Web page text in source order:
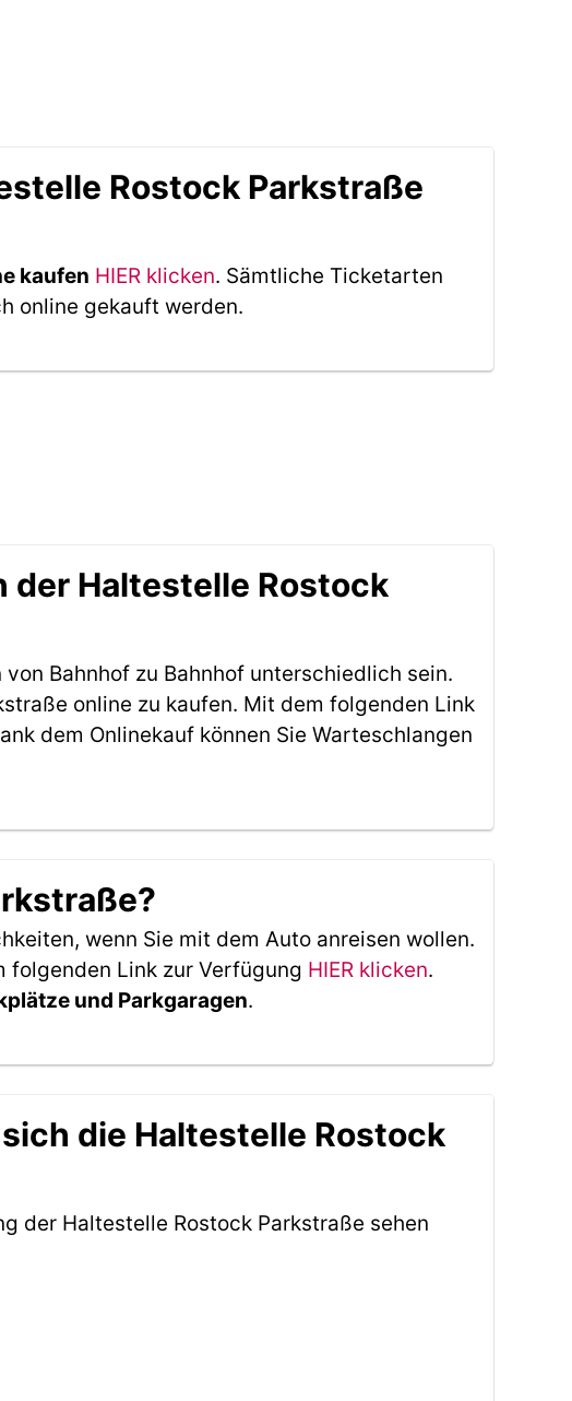
Rostock Parkstraße
kaufen HIER klicken. Sämtliche Ticketarten
online gekauft werden.
der Haltestelle Rostock
Bahnhof zu Bahnhof unterschiedlich sein.
online zu kaufen. Mit dem folgenden Link
dem Onlinekauf können Sie Warteschlangen
wenn Sie mit dem Auto anreisen wollen.
folgenden Link zur Verfügung HIER klicken.
und Parkgaragen.
die Haltestelle Rostock
der Haltestelle Rostock Parkstraße sehen